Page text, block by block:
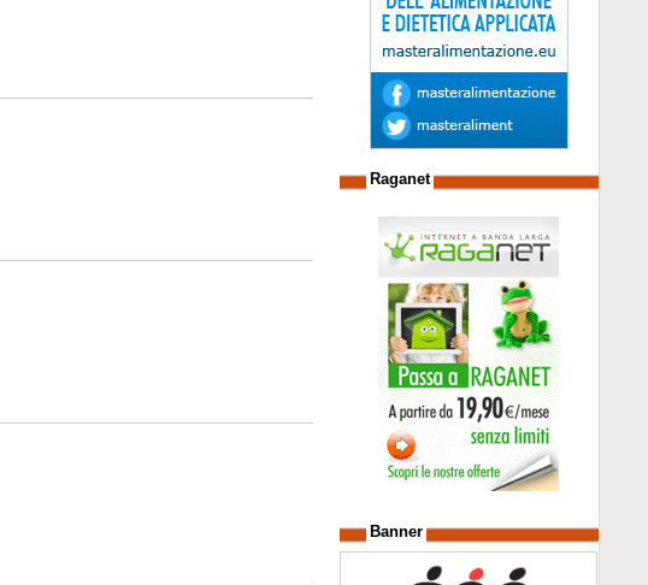
Raganet
Banner